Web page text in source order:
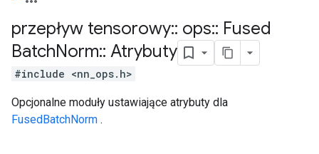
przepływ tensorowy:: ops:: Fused
BatchNorm:: Atrybuty
#include <nn_ops.h>
Opcjonalne moduły ustawiające atrybuty dla
FusedBatchNorm .